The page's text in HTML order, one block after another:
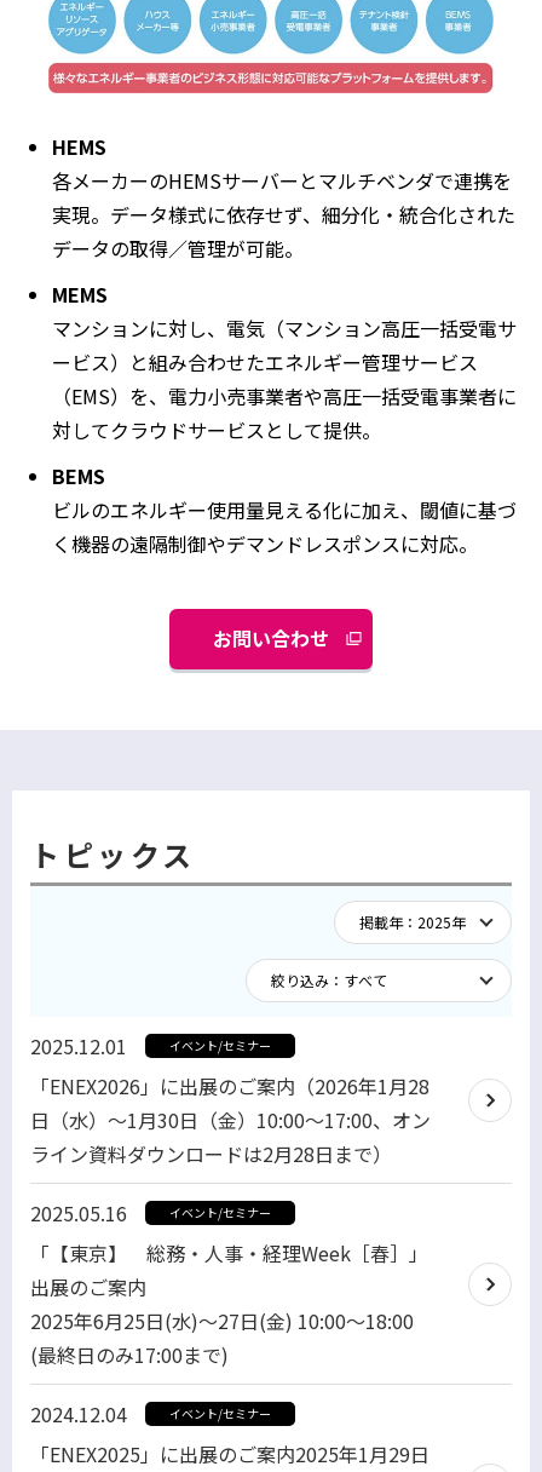
HEMS
各メーカーのHEMSサーバーとマルチベンダで連携を
実現。データ様式に依存せず、細分化・統合化された
データの取得／管理が可能。
MEMS
マンションに対し、電気（マンション高圧一括受電サ
ービス）と組み合わせたエネルギー管理サービス
（EMS）を、電力小売事業者や高圧一括受電事業者に
対してクラウドサービスとして提供。
BEMS
ビルのエネルギー使用量見える化に加え、閾値に基づ
く機器の遠隔制御やデマンドレスポンスに対応。
お問い合わせ
トピックス
2025.12.01 イベント/セミナー
「ENEX2026」に出展のご案内（2026年1月28
日（水）～1月30日（金）10:00～17:00、オン
ライン資料ダウンロードは2月28日まで）
2025.05.16 イベント/セミナー
「【東京】 総務・人事・経理Week［春］」
出展のご案内
2025年6月25日(水)～27日(金) 10:00～18:00
(最終日のみ17:00まで)
2024.12.04 イベント/セミナー
「ENEX2025」に出展のご案内2025年1月29日